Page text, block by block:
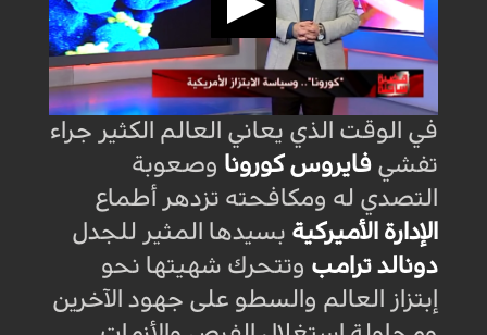
في الوقت الذي يعاني العالم الكثير جراء
تفشي فايروس كورونا وصعوبة
التصدي له ومكافحته تزدهر أطماع
الإدارة الأميركية بسيدها المثير للجدل
دونالد ترامب وتتحرك شهيتها نحو
إبتزاز العالم والسطو على جهود الآخرين